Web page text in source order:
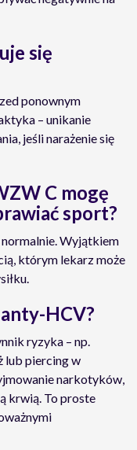
się
ponownym
– unikanie
jeśli narażenie się
C mogę
sport?
Wyjątkiem
którym lekarz może
HCV?
ryzyka – np.
lub piercing w
narkotyków,
krwią. To proste